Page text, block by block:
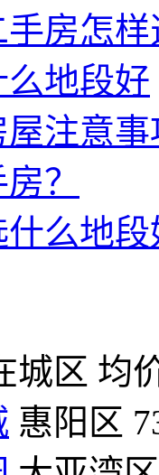
房怎样
地段好
注意事
？
么地段
城区 均
惠阳区